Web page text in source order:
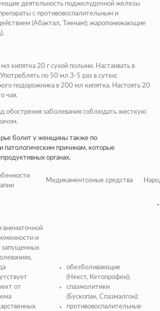
деятельность поджелудочной железы
с противовоспалительным и
(Абактал, Тиенам); жаропонижающие
кипятка 20 г сухой полыни. Настаивать в
по 50 мл 3-5 раз в сутки;
подорожника в 200 мл кипятка. Настоять 20
чая.
обострения заболевания соблюдать жесткую
болит у женщины также по
патологическим причинам, которые
органах.
Медикаментозные средства
внематочной
и
запущенных
от
обезболивающие
(Некст, Кетопрофен);
спазмолитики
(Бускопан, Спазмалгон);
противовоспалительные